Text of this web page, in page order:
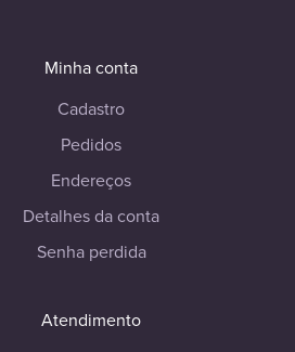
Minha conta
Cadastro
Pedidos
Endereços
Detalhes da conta
Senha perdida
Atendimento